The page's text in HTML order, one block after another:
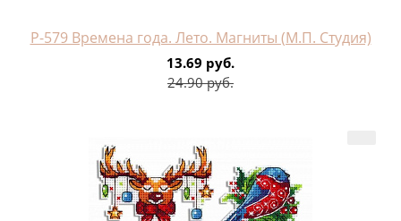
Р-579 Времена года. Лето. Магниты (М.П. Студия)
13.69 руб.
24.90 руб.